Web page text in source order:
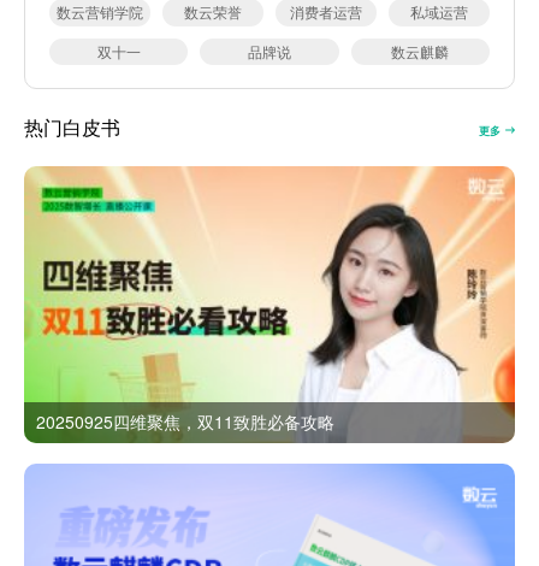
数云营销学院
数云荣誉 消费者运营
私域运营
双十一
品牌说 数云麒麟
热门白皮书 更多
20250925四维聚焦，双11致胜必备攻略